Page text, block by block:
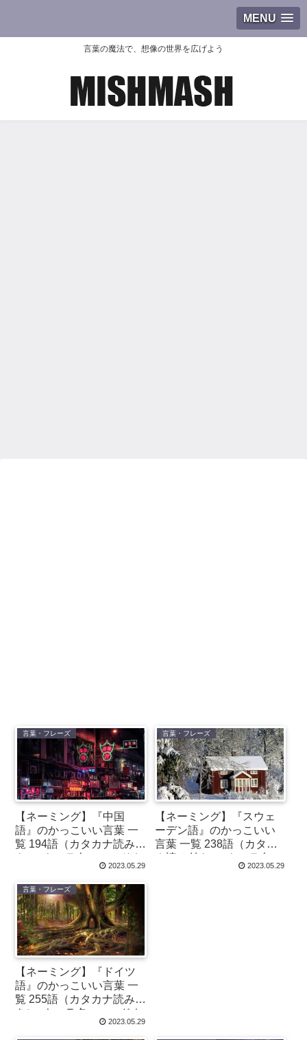
MENU
言葉の魔法で、想像の世界を広げよう
言葉・フレーズ
【ネーミング】『中国
語』のかっこいい言葉 一
覧 194語（カタカナ読み付
き）- キャラ名・コードネ
ーム・チーム名などに2023.05.29
言葉・フレーズ
【ネーミング】『スウェ
ーデン語』のかっこいい
言葉 一覧 238語（カタカ
ナ読み付き）- キャラ名・
コードネーム・チーム名
2023.05.29
言葉・フレーズ
【ネーミング】『ドイツ
語』のかっこいい言葉 一
覧 255語（カタカナ読み付
き）- キャラ名・コードネ
ーム・チーム名などに2023.05.29